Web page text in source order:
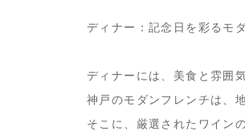
ディナー：記念日を彩るモ
ディナーには、美食と雰囲
神戸のモダンフレンチは、
そこに、厳選されたワイン